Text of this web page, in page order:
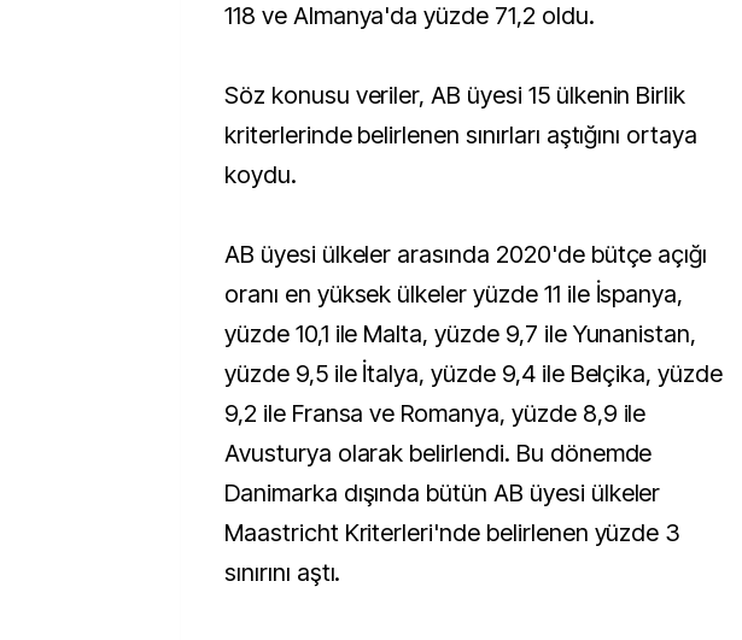
118 ve Almanya'da yüzde 71,2 oldu.
Söz konusu veriler, AB üyesi 15 ülkenin Birlik
kriterlerinde belirlenen sınırları aştığını ortaya
koydu.
AB üyesi ülkeler arasında 2020'de bütçe açığı
oranı en yüksek ülkeler yüzde 11 ile İspanya,
yüzde 10,1 ile Malta, yüzde 9,7 ile Yunanistan,
yüzde 9,5 ile İtalya, yüzde 9,4 ile Belçika, yüzde
9,2 ile Fransa ve Romanya, yüzde 8,9 ile
Avusturya olarak belirlendi. Bu dönemde
Danimarka dışında bütün AB üyesi ülkeler
Maastricht Kriterleri'nde belirlenen yüzde 3
sınırını aştı.